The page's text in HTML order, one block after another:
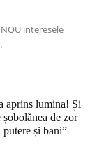
interesele
aprins lumina! Și
de zor
putere și bani”